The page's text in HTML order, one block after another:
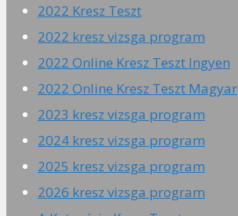
2022 Kresz Teszt
2022 kresz vizsga program
2022 Online Kresz Teszt Ingyen
2022 Online Kresz Teszt Magyar
2023 kresz vizsga program
2024 kresz vizsga program
2025 kresz vizsga program
2026 kresz vizsga program